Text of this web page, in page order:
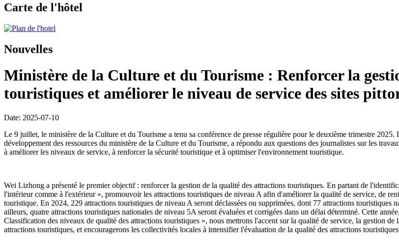
Carte de l'hôtel
Nouvelles
Ministère de la Culture et du Tourisme : Renforcer la
touristiques et améliorer le niveau de service des sites
Date: 2025-07-10
Le 9 juillet, le ministère de la Culture et du Tourisme a tenu sa conférence de presse régulière pour le deuxième trimestre
développement des ressources du ministère de la Culture et du Tourisme, a répondu aux questions des journalistes sur les
à améliorer les niveaux de service, à renforcer la sécurité touristique et à optimiser l'environnement touristique.
Wei Lizhong a présenté le premier objectif : renforcer la gestion de la qualité des attractions touristiques. En partant de
l'intérieur comme à l'extérieur », promouvoir les attractions touristiques de niveau A afin d'améliorer la qualité de service, de
touristique. En 2024, 229 attractions touristiques de niveau A seront déclassées ou supprimées, dont 77 attractions
ailleurs, quatre attractions touristiques nationales de niveau 5A seront évaluées et corrigées dans un délai déterminé. Cette
Classification des niveaux de qualité des attractions touristiques », nous mettrons l'accent sur la qualité de service, la gestion
attractions touristiques, et encouragerons les collectivités locales à intensifier l'évaluation de la qualité des attractions